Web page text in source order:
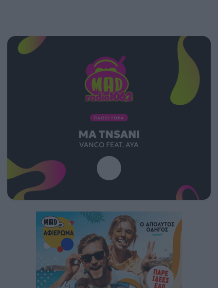
ΠΑΙΖΕΙ ΤΩΡΑ
MA TNSANI
VANCO FEAT. AYA